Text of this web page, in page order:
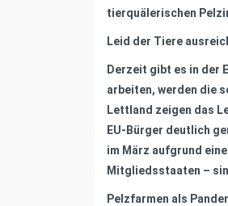
tierquälerischen
Leid der Tiere
Derzeit gibt es in der
arbeiten, werden die
Lettland zeigen das
EU-Bürger deutlich
im März aufgrund
Mitgliedsstaaten –
Pelzfarmen als